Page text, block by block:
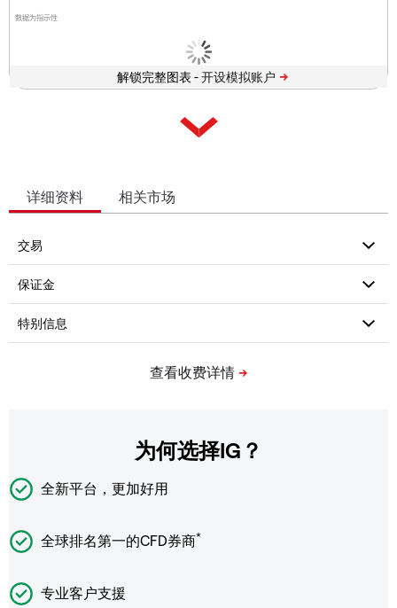
数据为指示性
解锁完整图表 -
详细资料 相关市场
为何选择IG？
全新平台，更加好用
全球排名第一的CFD券商*
专业客户支援